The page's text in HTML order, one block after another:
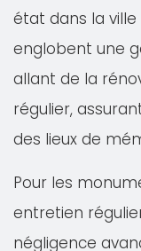
état dans la ville
englobent une
allant de la
régulier,
des lieux de
Pour les
entretien
négligence